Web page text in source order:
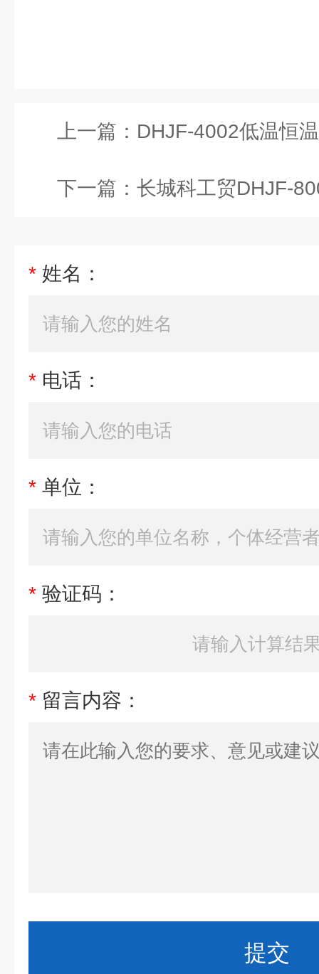
上一篇： DHJF-4002低温恒
下一篇： 长城科工贸DHJF-
* 姓名：
* 电话：
* 单位：
* 验证码：
* 留言内容：